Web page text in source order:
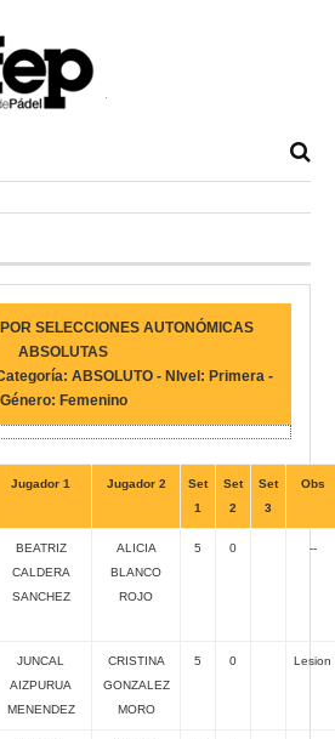
SELECCIONES AUTONÓMICAS
ABSOLUTAS
ABSOLUTO - NIvel: Primera -
Género: Femenino
Jugador 1 Jugador 2
Set
1
Set
2
Set
3
Obs
BEATRIZ
CALDERA
SANCHEZ
ALICIA
BLANCO
ROJO
5 0 --
JUNCAL
AIZPURUA
MENENDEZ
CRISTINA
GONZALEZ
MORO
5 0 Lesion